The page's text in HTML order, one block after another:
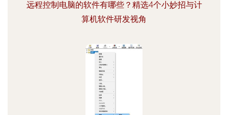
远程控制电脑的软件有哪些？精选4个小妙招与计
算机软件研发视角